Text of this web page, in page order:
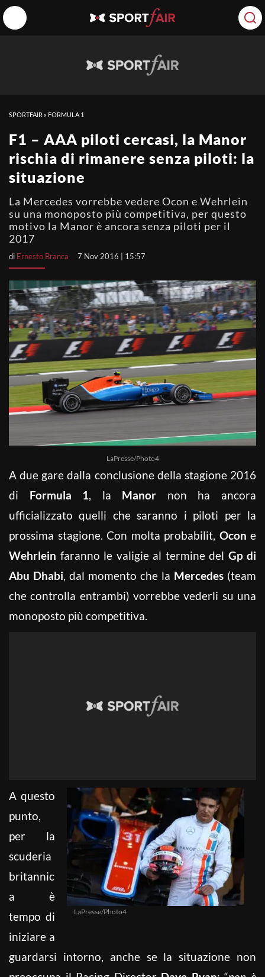
SPORTFAIR » FORMULA 1
F1 – AAA piloti cercasi, la Manor
rischia di rimanere senza piloti: la
situazione
La Mercedes vorrebbe vedere Ocon e Wehrlein
su una monoposto più competitiva, per questo
motivo la Manor è ancora senza piloti per il
2017
di Ernesto Branca 7 Nov 2016 | 15:57
LaPresse/Photo4
A due gare dalla conclusione della stagione 2016
di Formula 1, la Manor non ha ancora
ufficializzato quelli che saranno i piloti per la
prossima stagione. Con molta probabilit, Ocon e
Wehrlein faranno le valigie al termine del Gp di
Abu Dhabi, dal momento che la Mercedes (team
che controlla entrambi) vorrebbe vederli su una
monoposto più competitiva.
LaPresse/Photo4
A questo
punto,
per la
scuderia
britannic
a è
tempo di
iniziare a
guardarsi intorno, anche se la situazione non